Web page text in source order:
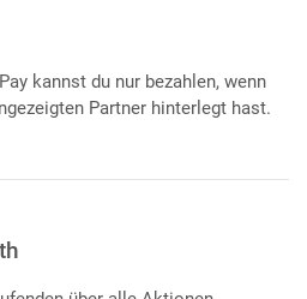
kannst du nur bezahlen, wenn
Partner hinterlegt hast.